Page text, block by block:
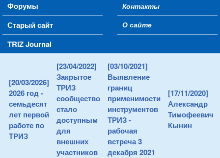
Форумы
Старый сайт
TRIZ Journal
Контакты
О сайте
[20/03/2026]
2026 год -
семьдесят
лет первой
работе по
ТРИЗ
[23/04/2022]
Закрытое
ТРИЗ
сообщество
стало
доступным
для
внешних
участников
[03/10/2021]
Выявление
границ
применимости
инструментов
ТРИЗ -
рабочая
встреча 3
декабря 2021
[17/11/2020]
Александр
Тимофеевич
Кынин